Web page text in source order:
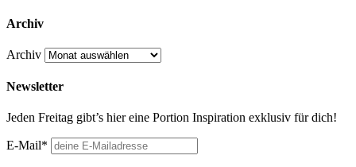
Archiv
Archiv
Newsletter
Jeden Freitag gibt’s hier eine Portion Inspiration exklusiv für dich!
E-Mail*